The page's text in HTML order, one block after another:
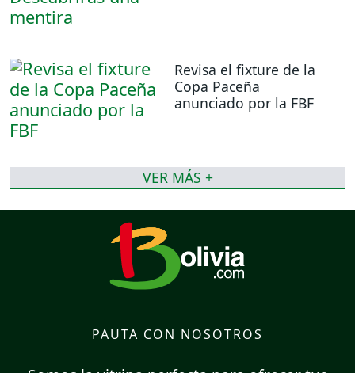
Revisa el fixture de la
Copa Paceña
anunciado por la FBF
VER MÁS +
PAUTA CON NOSOTROS